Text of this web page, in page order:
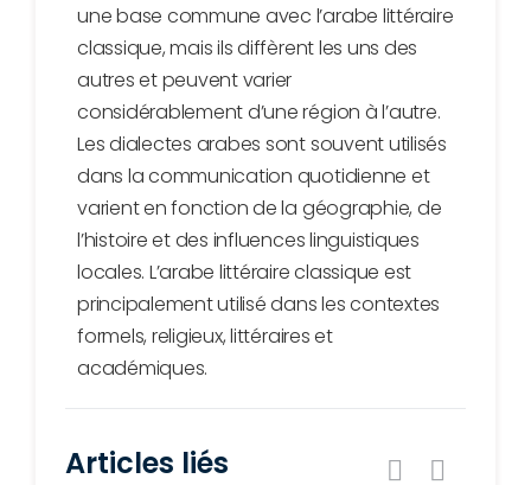
une base commune avec l’arabe littéraire
classique, mais ils diffèrent les uns des
autres et peuvent varier
considérablement d’une région à l’autre.
Les dialectes arabes sont souvent utilisés
dans la communication quotidienne et
varient en fonction de la géographie, de
l’histoire et des influences linguistiques
locales. L’arabe littéraire classique est
principalement utilisé dans les contextes
formels, religieux, littéraires et
académiques.
Articles liés